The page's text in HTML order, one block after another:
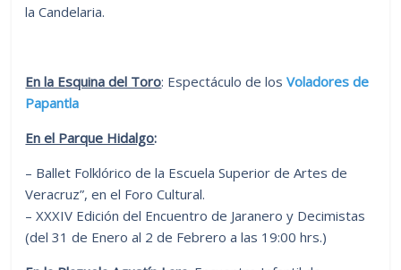
la Candelaria.
En la Esquina del Toro: Espectáculo de losVoladores de
Papantla
En el Parque Hidalgo:
– Ballet Folklórico de la Escuela Superior de Artes de
Veracruz”, en el Foro Cultural.
– XXXIV Edición del Encuentro de Jaranero y Decimistas
(del 31 de Enero al 2 de Febrero a las 19:00 hrs.)